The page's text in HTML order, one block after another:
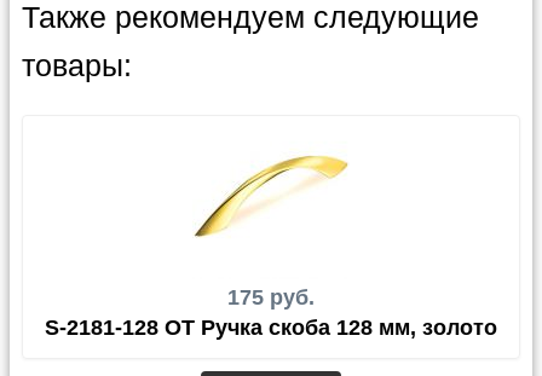
Также рекомендуем следующие
товары:
175 руб.
S-2181-128 OT Ручка скоба 128 мм, золото